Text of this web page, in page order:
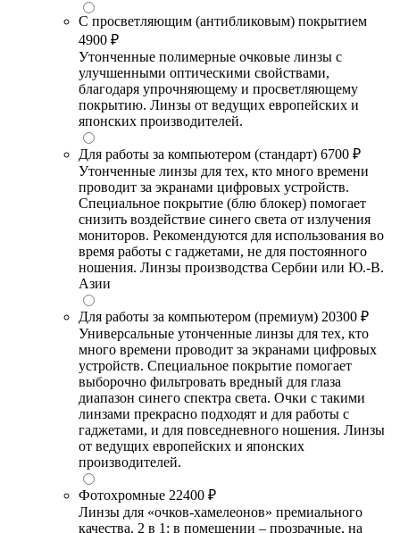
С просветляющим (антибликовым) покрытием
4900 ₽
Утонченные полимерные очковые линзы с
улучшенными оптическими свойствами,
благодаря упрочняющему и просветляющему
покрытию. Линзы от ведущих европейских и
японских производителей.
Для работы за компьютером (стандарт) 6700 ₽
Утонченные линзы для тех, кто много времени
проводит за экранами цифровых устройств.
Специальное покрытие (блю блокер) помогает
снизить воздействие синего света от излучения
мониторов. Рекомендуются для использования во
время работы с гаджетами, не для постоянного
ношения. Линзы производства Сербии или Ю.-В.
Азии
Для работы за компьютером (премиум) 20300 ₽
Универсальные утонченные линзы для тех, кто
много времени проводит за экранами цифровых
устройств. Специальное покрытие помогает
выборочно фильтровать вредный для глаза
диапазон синего спектра света. Очки с такими
линзами прекрасно подходят и для работы с
гаджетами, и для повседневного ношения. Линзы
от ведущих европейских и японских
производителей.
Фотохромные 22400 ₽
Линзы для «очков-хамелеонов» премиального
качества. 2 в 1: в помещении – прозрачные, на